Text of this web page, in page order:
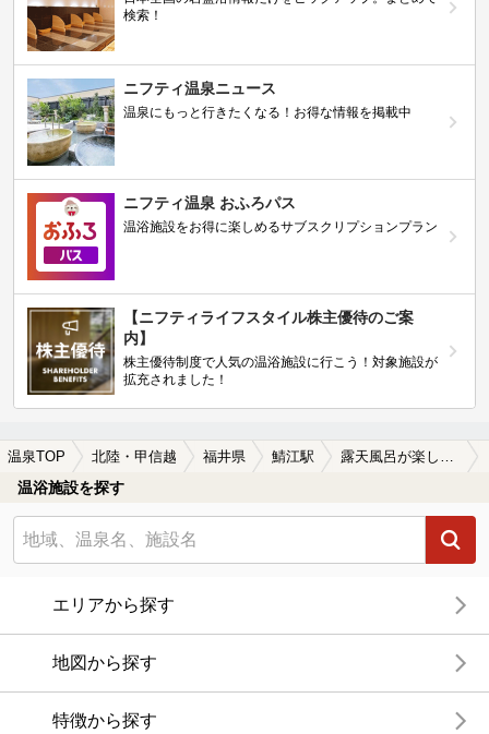
検索！
ニフティ温泉ニュース
温泉にもっと行きたくなる！お得な情報を掲載中
ニフティ温泉 おふろパス
温浴施設をお得に楽しめるサブスクリプションプラン
【ニフティライフスタイル株主優待のご案
内】
株主優待制度で人気の温浴施設に行こう！対象施設が
拡充されました！
温泉TOP 北陸・甲信越 福井県 鯖江駅
温浴施設を探す
エリアから探す
地図から探す
特徴から探す